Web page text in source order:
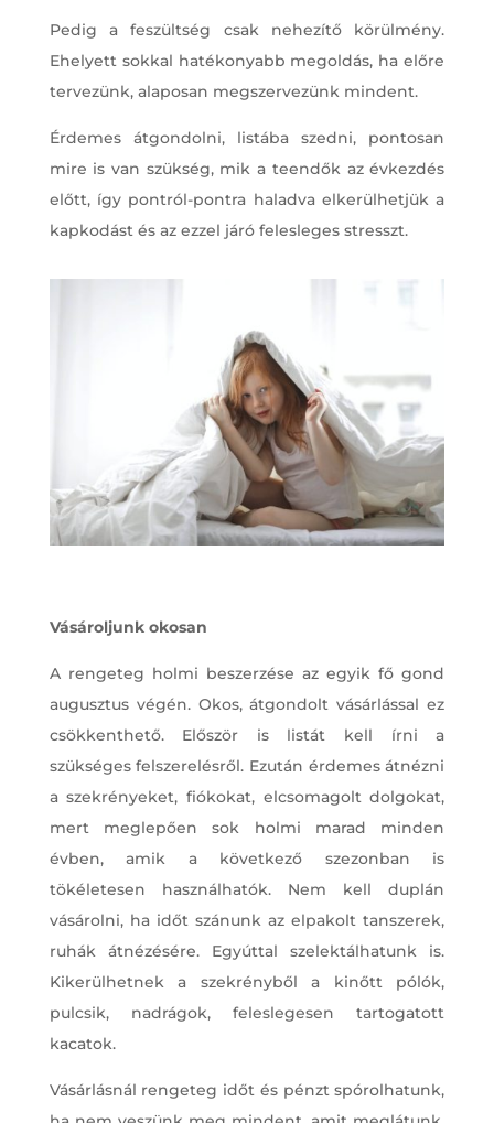
Pedig a feszültség csak nehezítő körülmény.
Ehelyett sokkal hatékonyabb megoldás, ha előre
tervezünk, alaposan megszervezünk mindent.
Érdemes átgondolni, listába szedni, pontosan
mire is van szükség, mik a teendők az évkezdés
előtt, így pontról-pontra haladva elkerülhetjük a
kapkodást és az ezzel járó felesleges stresszt.
Vásároljunk okosan
A rengeteg holmi beszerzése az egyik fő gond
augusztus végén. Okos, átgondolt vásárlással ez
csökkenthető. Először is listát kell írni a
szükséges felszerelésről. Ezután érdemes átnézni
a szekrényeket, fiókokat, elcsomagolt dolgokat,
mert meglepően sok holmi marad minden
évben, amik a következő szezonban is
tökéletesen használhatók. Nem kell duplán
vásárolni, ha időt szánunk az elpakolt tanszerek,
ruhák átnézésére. Egyúttal szelektálhatunk is.
Kikerülhetnek a szekrényből a kinőtt pólók,
pulcsik, nadrágok, feleslegesen tartogatott
kacatok.
Vásárlásnál rengeteg időt és pénzt spórolhatunk,